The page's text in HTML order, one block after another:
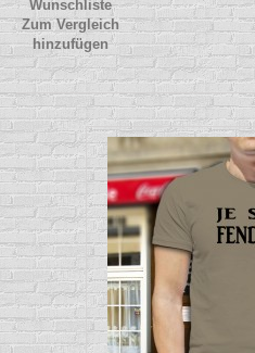
Wunschliste
Zum Vergleich
hinzufügen